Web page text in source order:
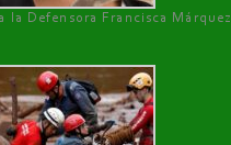
la Defensora Francisca Márquez